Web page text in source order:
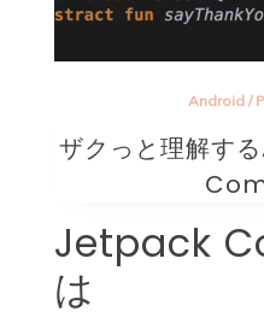
Android /
ザクっと理解す
Jetpack
は